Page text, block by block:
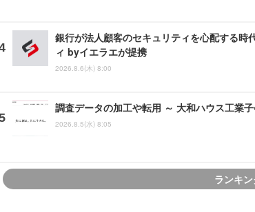
銀行が法人顧客のセキュリティを心配する
ィ byイエラエが提携
2026.8.6(木) 8:00
調査データの加工や転用 ～ 大和ハウス工業
2026.8.5(水) 8:05
ランキ